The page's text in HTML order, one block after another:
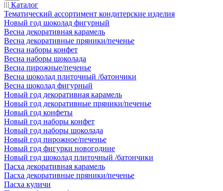
Каталог
Тематический ассортимент кондитерские изделия
Новый год шоколад фигурный
Весна декоративная карамель
Весна декоративные пряники/печенье
Весна наборы конфет
Весна наборы шоколада
Весна пирожные/печенье
Весна шоколад плиточный /батончики
Весна шоколад фигурный
Новый год декоративная карамель
Новый год декоративные пряники/печенье
Новый год конфеты
Новый год наборы конфет
Новый год наборы шоколада
Новый год пирожное/печенье
Новый год фигурки новогодние
Новый год шоколад плиточный /батончики
Пасха декоративная карамель
Пасха декоративные пряники/печенье
Пасха куличи